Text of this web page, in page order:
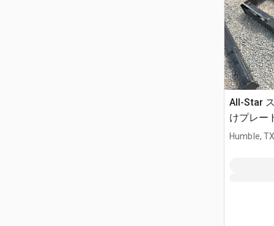
All-Star
けプレー
Humble,